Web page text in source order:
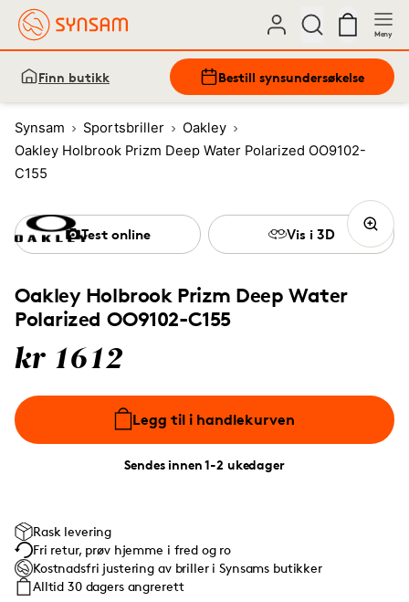
Meny
Finn butikk Bestill synsundersøkelse
Synsam Sportsbriller
Oakley
Oakley Holbrook Prizm Deep Water Polarized OO9102-
C155
Oakley Holbrook Prizm Deep Water
Polarized OO9102-C155
kr 1612
Legg til i handlekurven
Sendes innen 1-2 ukedager
Test online Vis i 3D
Rask levering
Fri retur, prøv hjemme i fred og ro
Kostnadsfri justering av briller i Synsams butikker
Alltid 30 dagers angrerett